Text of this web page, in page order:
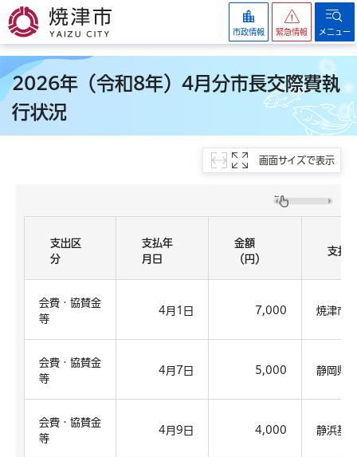
焼津市
市政情報 緊急情報 メニュー
2026年（令和8年）4月分市長交際費執
行状況
画面サイズで表示
支出区
分
支払年
月日
金額
（円）
支払
会費・協賛金
等
4月1日 7,000 焼津市
会費・協賛金
等
4月7日 5,000 静岡県
会費・協賛金
等
4月9日 4,000 静浜基